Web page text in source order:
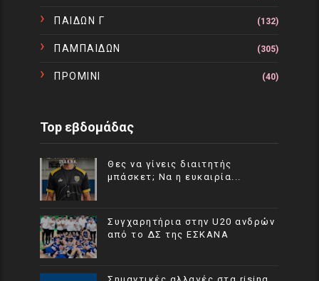
ΠΑΙΔΩΝ Γ (132)
ΠΑΜΠΑΙΔΩΝ (305)
ΠΡΟΜΙΝΙ (40)
Top εβδομάδας
Θες να γίνεις διαιτητής
μπάσκετ; Να η ευκαιρία...
Συγχαρητήρια στην U20 ανδρών
από το ΔΣ της ΕΣΚΑΝΑ